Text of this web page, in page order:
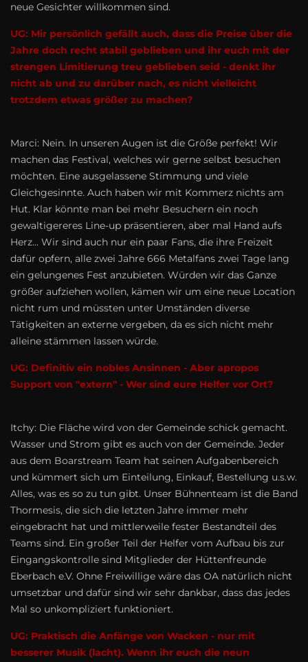
neue Gesichter willkommen sind.
UG: Mir persönlich gefällt auch, dass die Preise über die
Jahre doch recht stabil geblieben und ihr euch mit der
strengen Limitierung treu geblieben seid - denkt ihr
nicht ab und zu darüber nach, es nicht vielleicht
trotzdem etwas größer zu machen?
Marci: Nein. In unseren Augen ist die Größe perfekt! Wir
machen das Festival, welches wir gerne selbst besuchen
möchten. Eine ausgelassene Stimmung und viele
Gleichgesinnte. Auch haben wir mit Kommerz nichts am
Hut. Klar könnte man bei mehr Besuchern ein noch
gewaltigereres Line-up präsentieren, aber mal Hand aufs
Herz... Wir sind auch nur ein paar Fans, die ihre Freizeit
dafür opfern, alle zwei Jahre 666 Metalfans zwei Tage lang
ein gelungenes Fest anzubieten. Würden wir das Ganze
größer aufziehen wollen, kämen wir um eine neue Location
nicht rum und müssten unter Umständen diverse
Tätigkeiten an externe vergeben, da es sich nicht mehr
alleine stämmen lassen würde.
UG: Definitiv ein nobles Ansinnen - Aber apropos
Support von "extern" - Wer sind eure Helfer vor Ort?
Itchy: Die Fläche wird von der Gemeinde schick gemacht.
Wasser und Strom gibt es auch von der Gemeinde. Jeder
aus dem Boarstream Team hat seinen Aufgabenbereich
und kümmert sich um Einteilung, Einkauf, Bestellung u.s.w.
Alles, was es so zu tun gibt. Unser Bühnenteam ist die Band
Thormesis, die sich die letzten Jahre immer mehr
eingebracht hat und mittlerweile fester Bestandteil des
Teams sind. Ein großer Teil der Helfer vom Aufbau bis zur
Eingangskontrolle sind Mitglieder der Hüttenfreunde
Eberbach e.V. Ohne Freiwillige wäre das OA natürlich nicht
umsetzbar und dafür sind wir sehr dankbar, dass das jedes
Mal so unkompliziert funktioniert.
UG: Praktisch die Anfänge von Wacken - nur mit
besserer Musik (lacht). Wenn ihr euch die neun